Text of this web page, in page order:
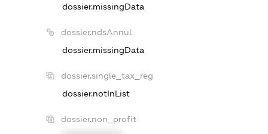
dossier.missingData
dossier.ndsAnnul
dossier.missingData
dossier.single_tax_reg
dossier.notInList
dossier.non_profit